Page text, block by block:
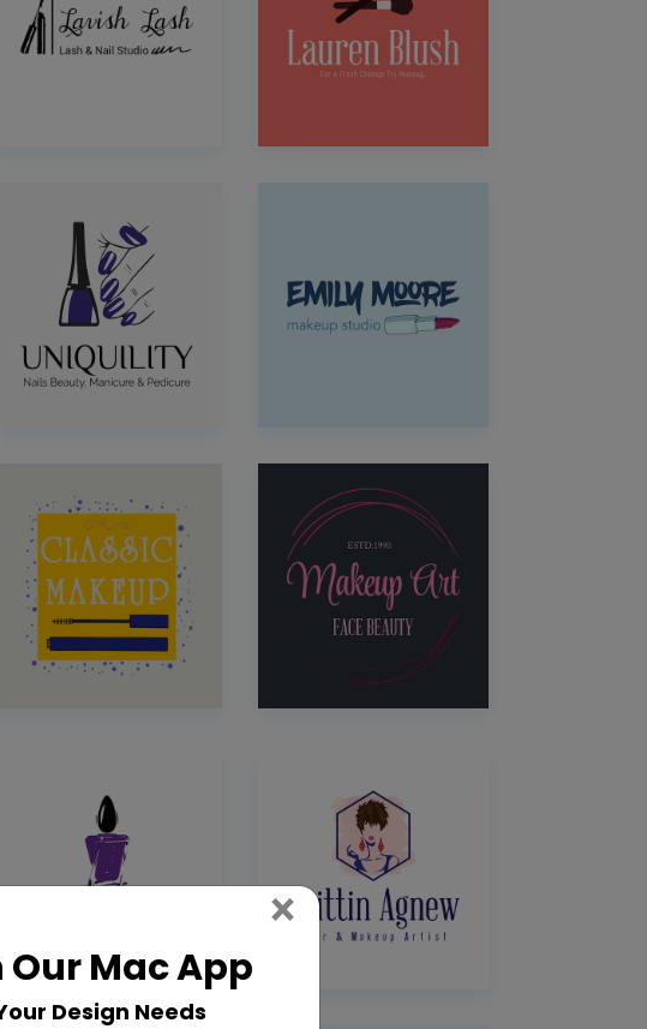
Mac App
Design Needs
× Close